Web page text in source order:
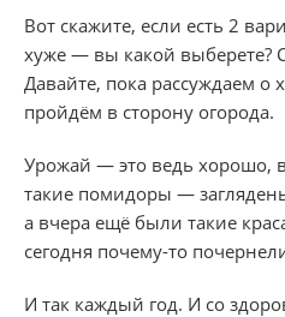
Вот скажите, если есть 2
хуже — вы какой выберете?
Давайте, пока рассуждаем
пройдём в сторону огорода.
Урожай — это ведь хорошо,
такие помидоры —
а вчера ещё были такие
сегодня почему-то
И так каждый год. И со